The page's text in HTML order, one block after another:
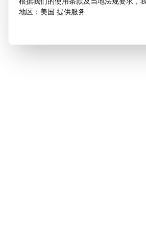
地区：美国 提供服务